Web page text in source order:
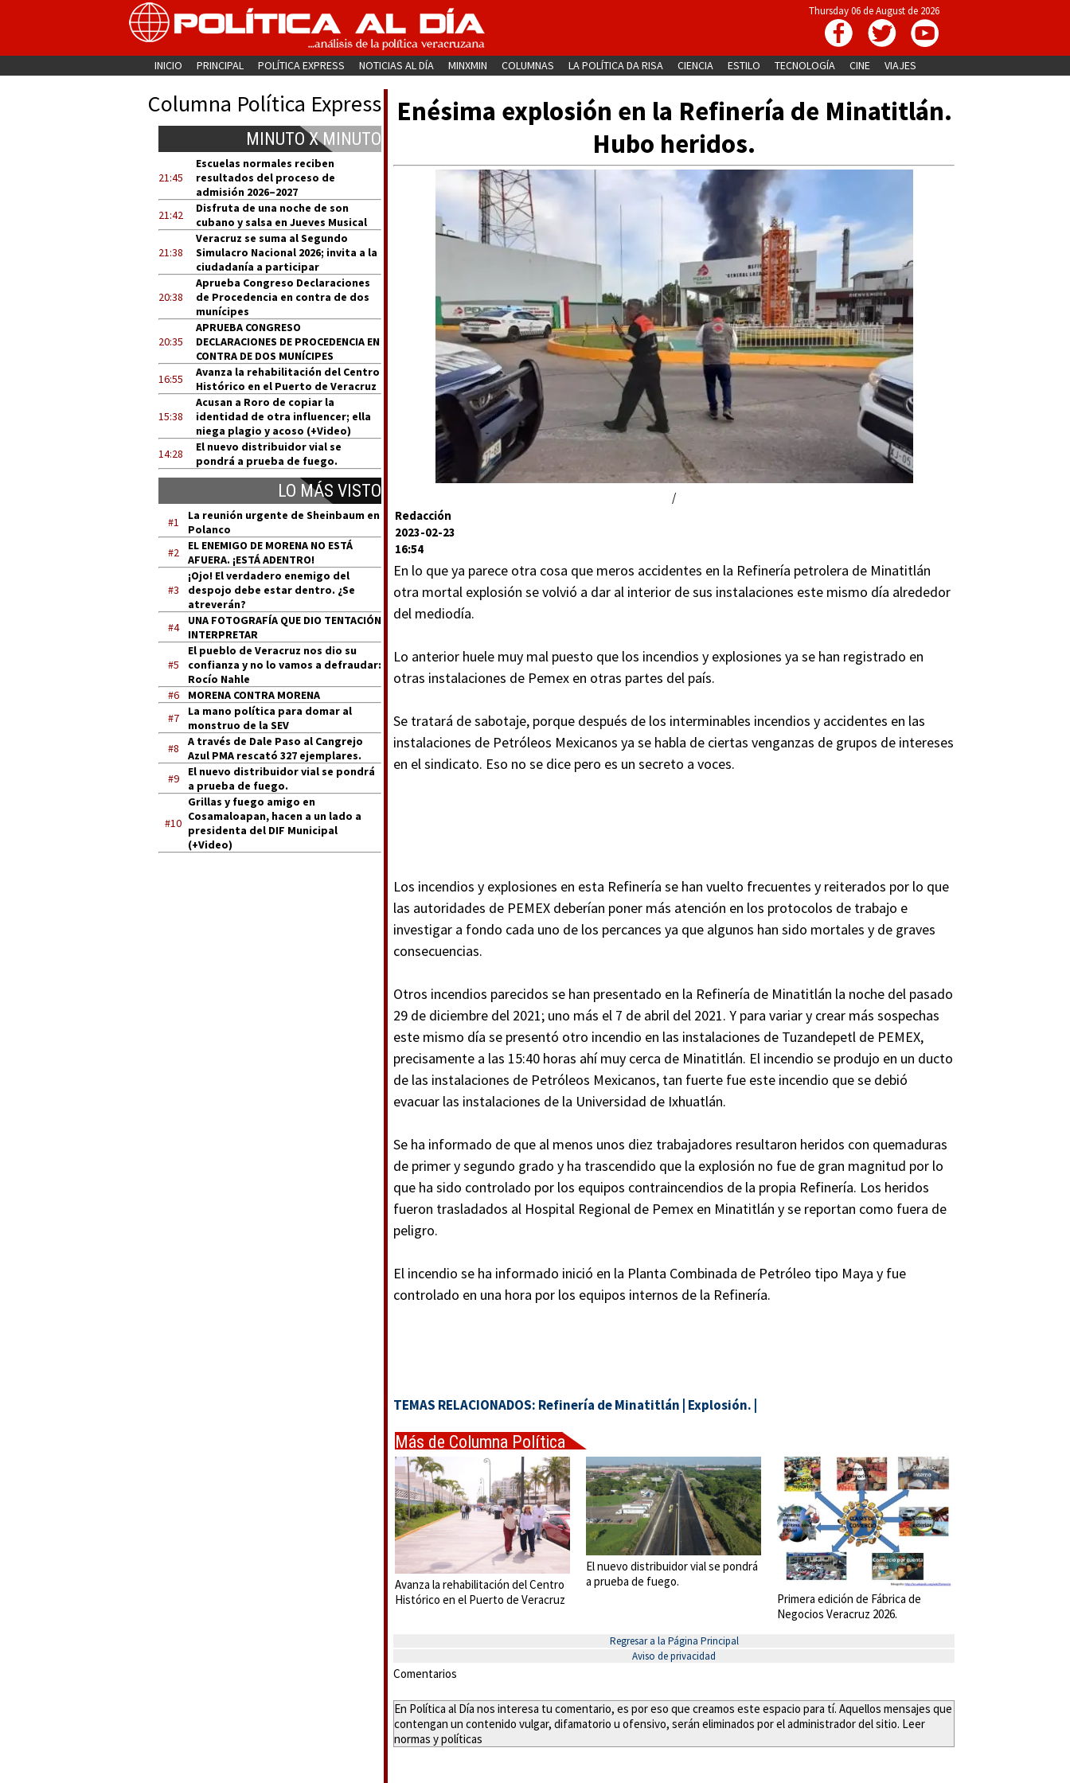
Thursday 06 de August de 2026
INICIO PRINCIPAL POLÍTICA EXPRESS NOTICIAS AL DÍA MINXMIN COLUMNAS LA POLÍTICA DA RISA CIENCIA ESTILO TECNOLOGÍA CINE VIAJES
Columna Política Express
MINUTO X MINUTO
21:45
Escuelas normales reciben
resultados del proceso de
admisión 2026–2027
21:42
Disfruta de una noche de son
cubano y salsa en Jueves Musical
21:38
Veracruz se suma al Segundo
Simulacro Nacional 2026; invita a la
ciudadanía a participar
20:38
Aprueba Congreso Declaraciones
de Procedencia en contra de dos
munícipes
20:35
APRUEBA CONGRESO
DECLARACIONES DE PROCEDENCIA EN
CONTRA DE DOS MUNÍCIPES
16:55
Avanza la rehabilitación del Centro
Histórico en el Puerto de Veracruz
15:38
Acusan a Roro de copiar la
identidad de otra influencer; ella
niega plagio y acoso (+Video)
14:28
El nuevo distribuidor vial se
pondrá a prueba de fuego.
LO MÁS VISTO
#1
La reunión urgente de Sheinbaum en
Polanco
#2
EL ENEMIGO DE MORENA NO ESTÁ
AFUERA. ¡ESTÁ ADENTRO!
#3
¡Ojo! El verdadero enemigo del
despojo debe estar dentro. ¿Se
atreverán?
#4
UNA FOTOGRAFÍA QUE DIO TENTACIÓN
INTERPRETAR
#5
El pueblo de Veracruz nos dio su
confianza y no lo vamos a defraudar:
Rocío Nahle
#6
MORENA CONTRA MORENA
#7
La mano política para domar al
monstruo de la SEV
#8
A través de Dale Paso al Cangrejo
Azul PMA rescató 327 ejemplares.
#9
El nuevo distribuidor vial se pondrá
a prueba de fuego.
#10
Grillas y fuego amigo en
Cosamaloapan, hacen a un lado a
presidenta del DIF Municipal
(+Video)
Enésima explosión en la Refinería de Minatitlán.
Hubo heridos.
/
Redacción
2023-02-23
16:54
En lo que ya parece otra cosa que meros accidentes en la Refinería petrolera de Minatitlán
otra mortal explosión se volvió a dar al interior de sus instalaciones este mismo día alrededor
del mediodía.
Lo anterior huele muy mal puesto que los incendios y explosiones ya se han registrado en
otras instalaciones de Pemex en otras partes del país.
Se tratará de sabotaje, porque después de los interminables incendios y accidentes en las
instalaciones de Petróleos Mexicanos ya se habla de ciertas venganzas de grupos de intereses
en el sindicato. Eso no se dice pero es un secreto a voces.
Los incendios y explosiones en esta Refinería se han vuelto frecuentes y reiterados por lo que
las autoridades de PEMEX deberían poner más atención en los protocolos de trabajo e
investigar a fondo cada uno de los percances ya que algunos han sido mortales y de graves
consecuencias.
Otros incendios parecidos se han presentado en la Refinería de Minatitlán la noche del pasado
29 de diciembre del 2021; uno más el 7 de abril del 2021. Y para variar y crear más sospechas
este mismo día se presentó otro incendio en las instalaciones de Tuzandepetl de PEMEX,
precisamente a las 15:40 horas ahí muy cerca de Minatitlán. El incendio se produjo en un ducto
de las instalaciones de Petróleos Mexicanos, tan fuerte fue este incendio que se debió
evacuar las instalaciones de la Universidad de Ixhuatlán.
Se ha informado de que al menos unos diez trabajadores resultaron heridos con quemaduras
de primer y segundo grado y ha trascendido que la explosión no fue de gran magnitud por lo
que ha sido controlado por los equipos contraincendios de la propia Refinería. Los heridos
fueron trasladados al Hospital Regional de Pemex en Minatitlán y se reportan como fuera de
peligro.
El incendio se ha informado inició en la Planta Combinada de Petróleo tipo Maya y fue
controlado en una hora por los equipos internos de la Refinería.
TEMAS RELACIONADOS: Refinería de Minatitlán Explosión.
Más de Columna Política
Express
Avanza la rehabilitación del Centro
Histórico en el Puerto de Veracruz
El nuevo distribuidor vial se pondrá
a prueba de fuego.
Primera edición de Fábrica de
Negocios Veracruz 2026.
Regresar a la Página Principal
Aviso de privacidad
Comentarios
En Política al Día nos interesa tu comentario, es por eso que creamos este espacio para tí. Aquellos mensajes que
contengan un contenido vulgar, difamatorio u ofensivo, serán eliminados por el administrador del sitio. Leer
normas y políticas